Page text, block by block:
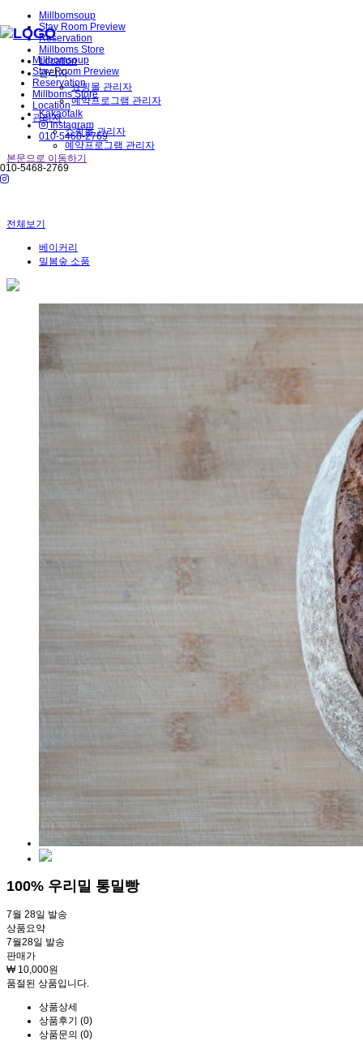
Millbomsoup
Stay Room Preview
Reservation
Millboms Store
Location
관리자
쇼핑몰 관리자
예약프로그램 관리자
010-5468-2769
Millbomsoup
Stay Room Preview
Reservation
Millboms Store
Location
관리자
쇼핑몰 관리자
예약프로그램 관리자
Kakaotalk
Instagram
010-5468-2769
본문으로 이동하기
전체보기
베이커리
밀봄숲 소품
100% 우리밀 통밀빵
7월 28일 발송
상품요약
7월28일 발송
판매가
₩ 10,000원
품절된 상품입니다.
상품상세
상품후기 (0)
상품문의 (0)